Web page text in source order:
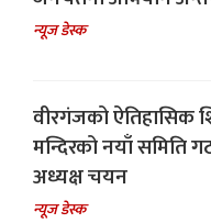
न्यूज डेस्क
वीरगंजको ऐतिहासिक
मन्दिरको नयाँ समिति
अध्यक्ष चयन
न्यूज डेस्क